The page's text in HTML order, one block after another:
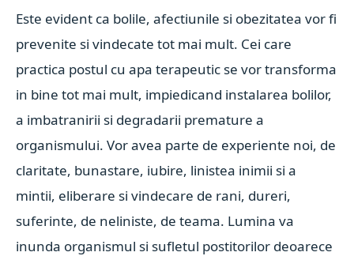
Este evident ca bolile, afectiunile si obezitatea vor fi
prevenite si vindecate tot mai mult. Cei care
practica postul cu apa terapeutic se vor transforma
in bine tot mai mult, impiedicand instalarea bolilor,
a imbatranirii si degradarii premature a
organismului. Vor avea parte de experiente noi, de
claritate, bunastare, iubire, linistea inimii si a
mintii, eliberare si vindecare de rani, dureri,
suferinte, de neliniste, de teama. Lumina va
inunda organismul si sufletul postitorilor deoarece